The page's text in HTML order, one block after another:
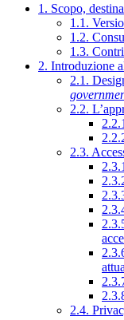
1. Scopo,
1.1.
1.2.
1.3.
2. Introduzione
2.1.
2.2.
2.3.
2.4.